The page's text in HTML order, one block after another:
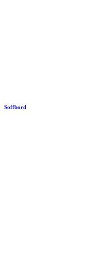
Soffbord